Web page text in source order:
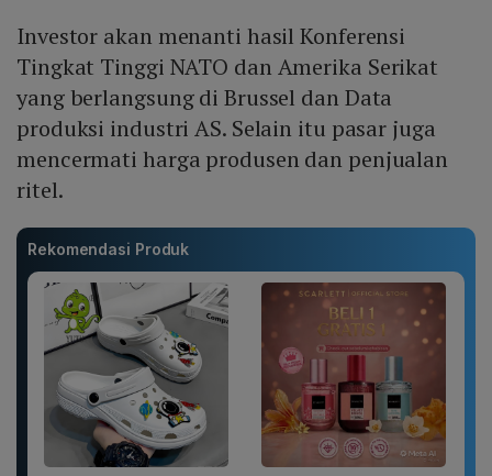
Investor akan menanti hasil Konferensi
Tingkat Tinggi NATO dan Amerika Serikat
yang berlangsung di Brussel dan Data
produksi industri AS. Selain itu pasar juga
mencermati harga produsen dan penjualan
ritel.
Rekomendasi Produk